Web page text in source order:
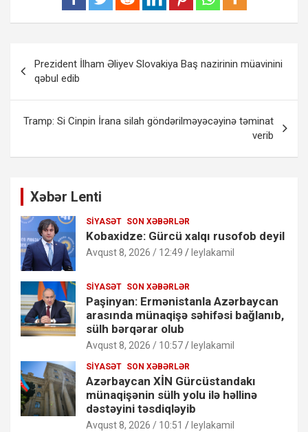
naviqasiyası
Prezident İlham Əliyev Slovakiya Baş nazirinin müavinini
qəbul edib
Tramp: Si Cinpin İrana silah göndərilməyəcəyinə təminat
verib
Xəbər Lenti
SIYASƏT SON XƏBƏRLƏR
Kobaxidze: Gürcü xalqı rusofob deyil
Avqust 8, 2026 / 12:49 leylakamil
SIYASƏT SON XƏBƏRLƏR
Paşinyan: Ermənistanla Azərbaycan
arasında münaqişə səhifəsi bağlanıb,
sülh bərqərar olub
Avqust 8, 2026 / 10:57 leylakamil
SIYASƏT SON XƏBƏRLƏR
Azərbaycan XİN Gürcüstandakı
münaqişənin sülh yolu ilə həllinə
dəstəyini təsdiqləyib
Avqust 8, 2026 / 10:51 leylakamil